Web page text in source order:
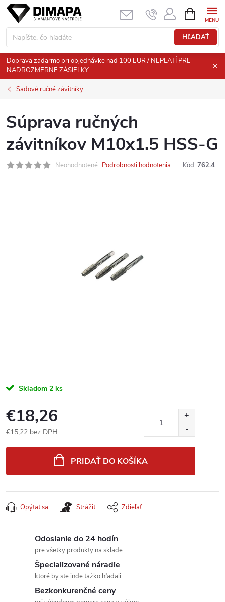
Prejsť
obsah
HĽADAŤ
KOŠÍK
Doprava zadarmo pri objednávke nad 100 EUR / NEPLATÍ PRE
NADROZMERNÉ ZÁSIELKY
Sadové ručné závitníky
Súprava ručných
závitníkov M10x1.5 HSS-G
Neohodnotené Podrobnosti hodnotenia Kód: 762.4
Skladom 2 ks
€18,26
€15,22 bez DPH
PRIDAŤ DO KOŠÍKA
Opýtať sa Strážiť Zdieľať
Odoslanie do 24 hodín
pre všetky produkty na sklade.
Špecializované náradie
ktoré by ste inde ťažko hľadali.
Bezkonkurenčné ceny